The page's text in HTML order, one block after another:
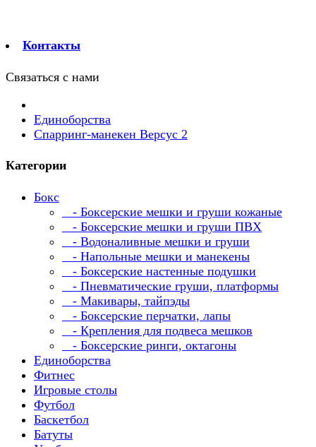
Контакты
Связаться с нами
Единоборства
Спарринг-манекен Версус 2
Категории
Бокс
- Боксерские мешки и груши кожаные
- Боксерские мешки и груши ПВХ
- Водоналивные мешки и груши
- Напольные мешки и манекены
- Боксерские настенные подушки
- Пневматические груши, платформы
- Макивары, тайпэды
- Боксерские перчатки, лапы
- Крепления для подвеса мешков
- Боксерские ринги, октагоны
Единоборства
Фитнес
Игровые столы
Футбол
Баскетбол
Батуты